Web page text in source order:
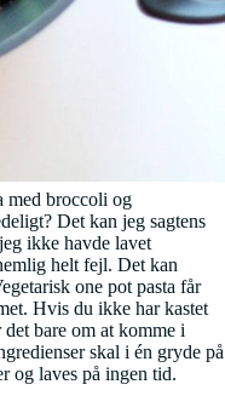
med broccoli og
Det kan jeg sagtens
ikke havde lavet
helt fejl. Det kan
one pot pasta får
Hvis du ikke har kastet
bare om at komme i
skal i én gryde på
og laves på ingen tid.